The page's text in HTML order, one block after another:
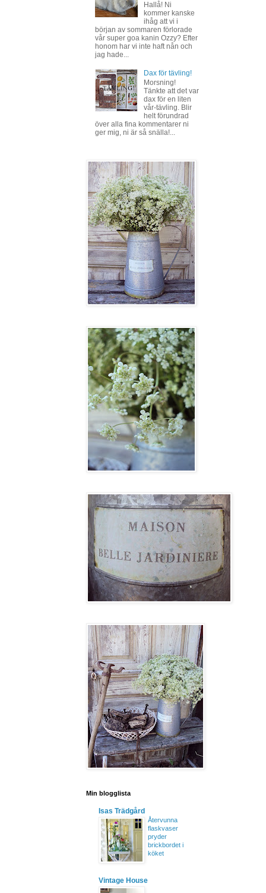
Hallå! Ni
kommer kanske
ihåg att vi i
början av sommaren förlorade
vår super goa kanin Ozzy? Efter
honom har vi inte haft nån och
jag hade...
Dax för tävling!
Morsning!
Tänkte att det var
dax för en liten
vår-tävling. Blir
helt förundrad
över alla fina kommentarer ni
ger mig, ni är så snälla!...
Min blogglista
Isas Trädgård
Återvunna
flaskvaser
pryder
brickbordet i
köket
Vintage House